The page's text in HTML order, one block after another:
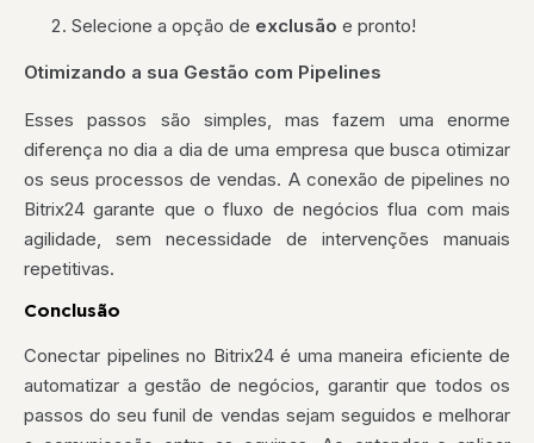
Selecione a opção de exclusão e pronto!
Otimizando a sua Gestão com Pipelines
Esses passos são simples, mas fazem uma enorme
diferença no dia a dia de uma empresa que busca otimizar
os seus processos de vendas. A conexão de pipelines no
Bitrix24 garante que o fluxo de negócios flua com mais
agilidade, sem necessidade de intervenções manuais
repetitivas.
Conclusão
Conectar pipelines no Bitrix24 é uma maneira eficiente de
automatizar a gestão de negócios, garantir que todos os
passos do seu funil de vendas sejam seguidos e melhorar